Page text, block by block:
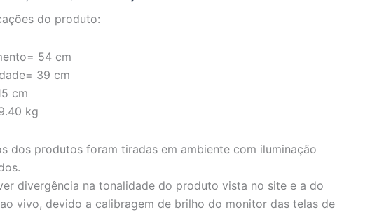
do produto:
54 cm
39 cm
cm
kg
dos produtos foram tiradas em ambiente com iluminação
divergência na tonalidade do produto vista no site e a do
vivo, devido a calibragem de brilho do monitor das telas de